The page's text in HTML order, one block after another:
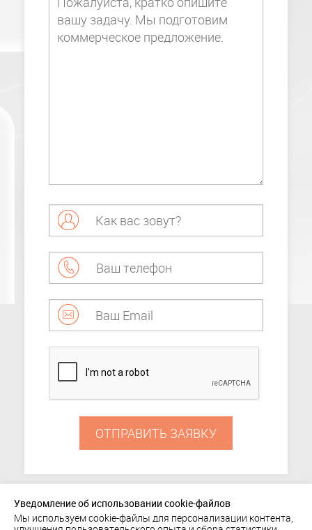
ОТПРАВИТЬ ЗАЯВКУ
ПОРТФОЛИО
Уведомление об использовании cookie-файлов
Мы используем cookie-файлы для персонализации контента,